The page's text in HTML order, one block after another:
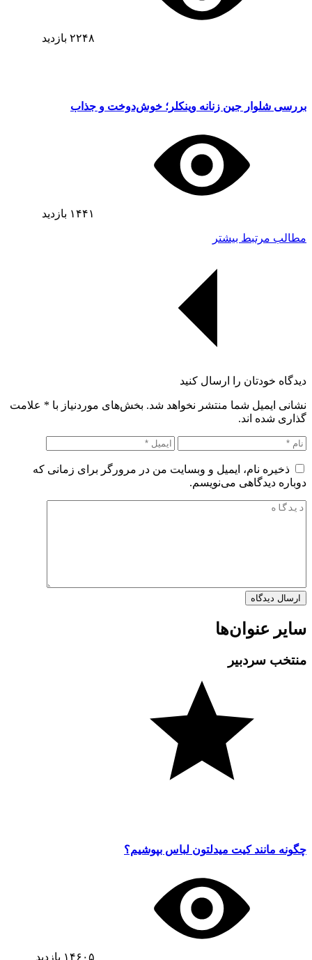
۲۲۴۸ بازدید
بررسی شلوار جین زنانه وینکلر؛ خوش‌دوخت و جذاب
۱۴۴۱ بازدید
مطالب مرتبط بیشتر
دیدگاه خودتان را ارسال کنید
نشانی ایمیل شما منتشر نخواهد شد. بخش‌های موردنیاز با * علامت
گذاری شده اند.
ذخیره نام، ایمیل و وبسایت من در مرورگر برای زمانی که
دوباره دیدگاهی می‌نویسم.
سایر عنوان‌ها
منتخب سردبیر
چگونه مانند کیت میدلتون لباس بپوشیم؟
۱۴۶۰۵ بازدید